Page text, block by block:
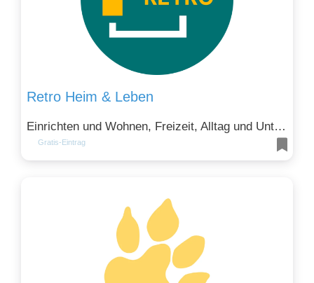
Retro Heim & Leben
Einrichten und Wohnen, Freizeit, Alltag und Unterhaltung, Kunst, Kultur und Design und Mode, Bekleidung und Kosmetik
Gratis-Eintrag